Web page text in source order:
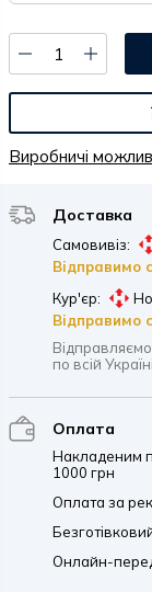
Виробничі
Доставка
Самовивіз:
Відправимо
Кур'єр:
Відправимо
по всій Україні
Оплата
Накладеним
1000 грн
Оплата за
Онлайн-